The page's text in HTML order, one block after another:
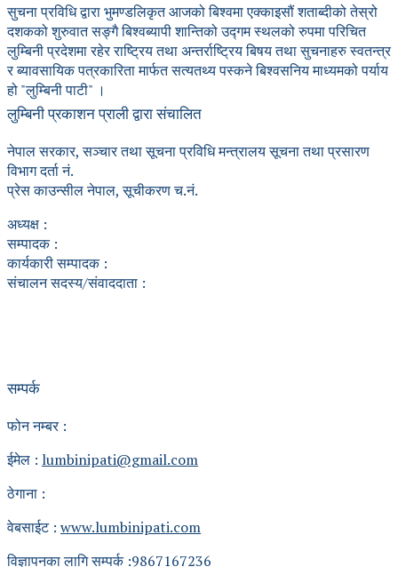
सुचना प्रविधि द्वारा भुमण्डलिकृत आजको बिश्वमा एक्काइसौं शताब्दीको तेस्रो
दशकको शुरुवात सङ्गै बिश्वब्यापी शान्तिको उद्गम स्थलको रुपमा परिचित
लुम्बिनी प्रदेशमा रहेर राष्ट्रिय तथा अन्तर्राष्ट्रिय बिषय तथा सुचनाहरु स्वतन्त्र
र ब्यावसायिक पत्रकारिता मार्फत सत्यतथ्य पस्कने बिश्वसनिय माध्यमको पर्याय
हो "लुम्बिनी पाटी" ।
लुम्बिनी प्रकाशन प्राली द्वारा संचालित
नेपाल सरकार, सञ्चार तथा सूचना प्रविधि मन्त्रालय सूचना तथा प्रसारण
विभाग दर्ता नं.
प्रेस काउन्सील नेपाल, सूचीकरण च.नं.
अध्यक्ष :
सम्पादक :
कार्यकारी सम्पादक :
संचालन सदस्य/संवाददाता :
सम्पर्क
फोन नम्बर :
ईमेल : lumbinipati@gmail.com
ठेगाना :
वेबसाईट : www.lumbinipati.com
विज्ञापनका लागि सम्पर्क :9867167236